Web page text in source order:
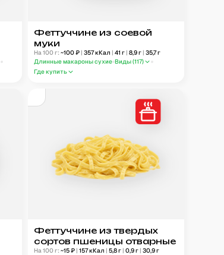
Феттуччине из соевой
муки
На 100 г: ~100₽ | 357кКал | 41 г | 8,9г | 35,7г
Длинные макароны сухие Виды (117)
Где купить
Феттуччине из твердых
сортов пшеницы отварные
На 100 г: ~15₽ | 157кКал | 5,8г | 0,9г | 30,9г